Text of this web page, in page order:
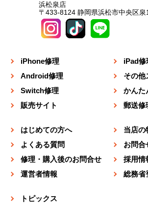
浜松泉店
〒433-8124 静岡県浜松市中央区
iPhone修理
iPad修
Android修理
その他
Switch修理
かんた
販売サイト
郵送修
はじめての方へ
当店の
よくある質問
お問合
修理・購入後のお問合せ
採用情
運営者情報
総務省
トピックス